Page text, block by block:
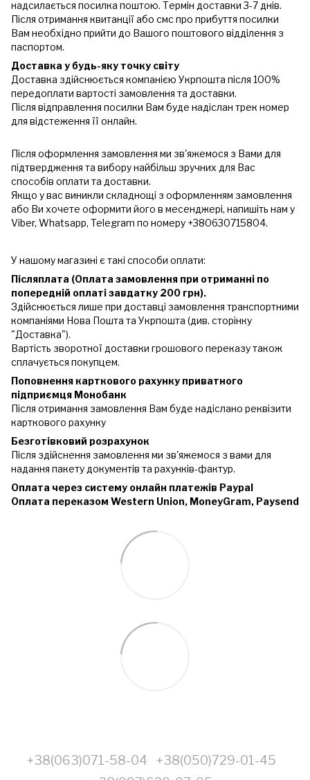
надсилається посилка поштою. Термін доставки 3-7 днів.
Після отримання квитанції або смс про прибуття посилки
Вам необхідно прийти до Вашого поштового відділення з
паспортом.
Доставка у будь-яку точку світу
Доставка здійснюється компанією Укрпошта після 100%
передоплати вартості замовлення та доставки.
Після відправлення посилки Вам буде надіслан трек номер
для відстеження її онлайн.
Після оформлення замовлення ми зв'яжемося з Вами для
підтвердження та вибору найбільш зручних для Вас
способів оплати та доставки.
Якщо у вас виникли складнощі з оформленням замовлення
або Ви хочете оформити його в месенджері, напишіть нам у
Viber, Whatsapp, Telegram по номеру +380630715804.
У нашому магазині є такі способи оплати:
Післяплата (Оплата замовлення при отриманні по
попередній оплаті завдатку 200 грн).
Здійснюється лише при доставці замовлення транспортними
компаніями Нова Пошта та Укрпошта (див. сторінку
"Доставка").
Вартість зворотної доставки грошового переказу також
сплачується покупцем.
Поповнення карткового рахунку приватного
підприємця Монобанк
Після отримання замовлення Вам буде надіслано реквізити
карткового рахунку
Безготівковий розрахунок
Після здійснення замовлення ми зв'яжемося з вами для
надання пакету документів та рахунків-фактур.
Оплата через систему онлайн платежів Paypal
Оплата переказом Western Union, MoneyGram, Paysend
+38(063)071-58-04
+38(050)729-01-45